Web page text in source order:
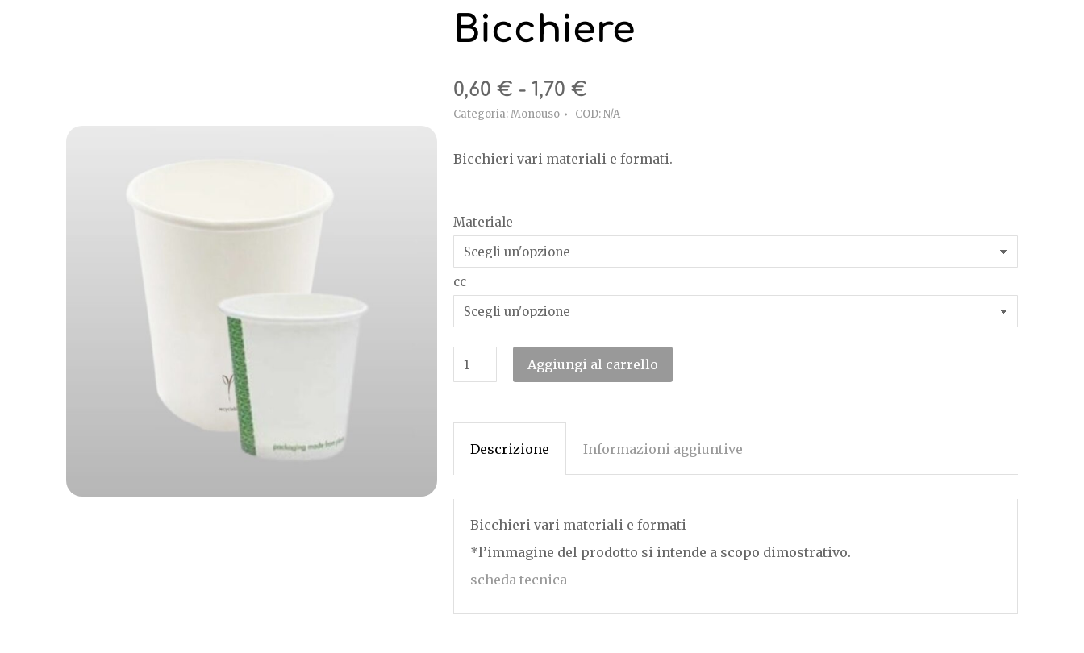
Bicchiere
0,60 € - 1,70 €
Categoria:Monouso COD:N/A
Bicchieri vari materiali e formati.
Materiale
cc
Aggiungi al carrello
Descrizione Informazioni aggiuntive
Bicchieri vari materiali e formati
*l’immagine del prodotto si intende a scopo dimostrativo.
scheda tecnica